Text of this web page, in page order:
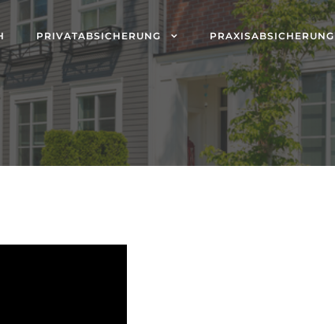
PRIVATABSICHERUNG PRAXISABSICHERUNG